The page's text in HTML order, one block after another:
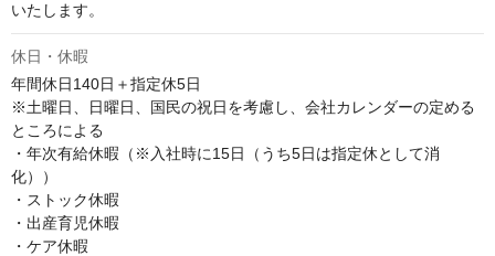
いたします。
休日・休暇
年間休日140日＋指定休5日
※土曜日、日曜日、国民の祝日を考慮し、会社カレンダーの定める
ところによる
・年次有給休暇（※入社時に15日（うち5日は指定休として消
化））
・ストック休暇
・出産育児休暇
・ケア休暇